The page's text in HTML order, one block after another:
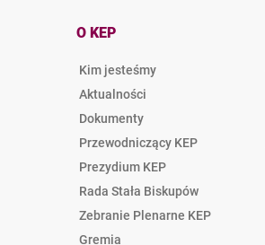
O KEP
Kim jesteśmy
Aktualności
Dokumenty
Przewodniczący KEP
Prezydium KEP
Rada Stała Biskupów
Zebranie Plenarne KEP
Gremia